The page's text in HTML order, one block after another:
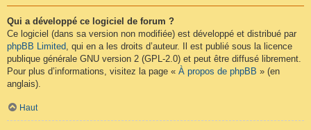
Qui a développé ce logiciel de forum ?
Ce logiciel (dans sa version non modifiée) est développé et distribué par
phpBB Limited, qui en a les droits d’auteur. Il est publié sous la licence
publique générale GNU version 2 (GPL-2.0) et peut être diffusé librement.
Pour plus d’informations, visitez la page « À propos de phpBB » (en
anglais).
Haut